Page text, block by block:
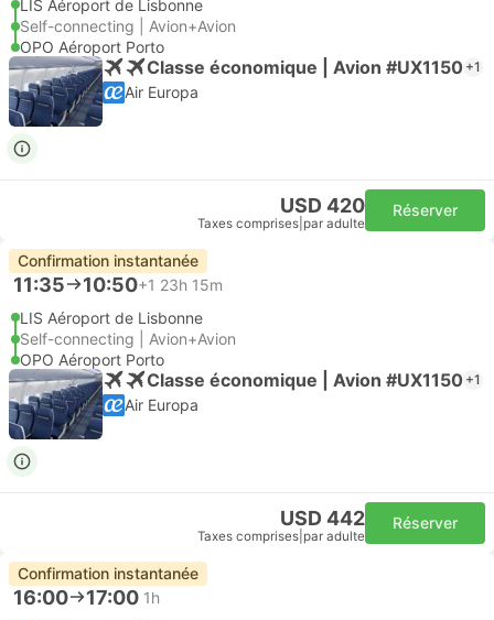
LIS Aéroport de Lisbonne
Self-connecting | Avion+Avion
OPO Aéroport Porto
Classe économique | Avion #UX1150 +1
Air Europa
USD 420
Taxes comprises par adulte
Réserver
Confirmation instantanée
11:35 10:50+1 23h 15m
LIS Aéroport de Lisbonne
Self-connecting | Avion+Avion
OPO Aéroport Porto
Classe économique | Avion #UX1150 +1
Air Europa
USD 442
Taxes comprises par adulte
Réserver
Confirmation instantanée
16:00 17:00 1h